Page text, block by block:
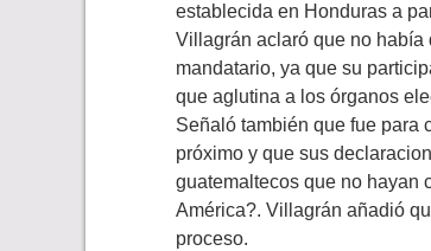
establecida en Honduras a
Villagrán aclaró que no había
mandatario, ya que su
que aglutina a los órganos
Señaló también que fue para
próximo y que sus
guatemaltecos que no hayan
América?. Villagrán añadió
proceso.